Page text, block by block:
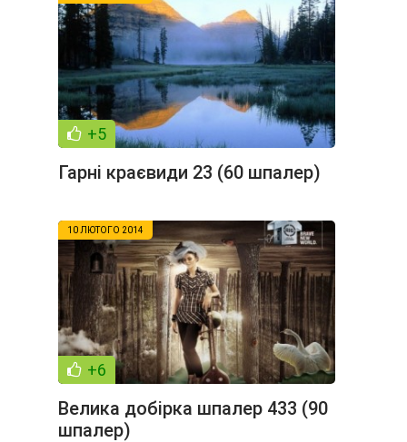
+5
Гарні краєвиди 23 (60 шпалер)
10 ЛЮТОГО 2014
+6
Велика добірка шпалер 433 (90
шпалер)